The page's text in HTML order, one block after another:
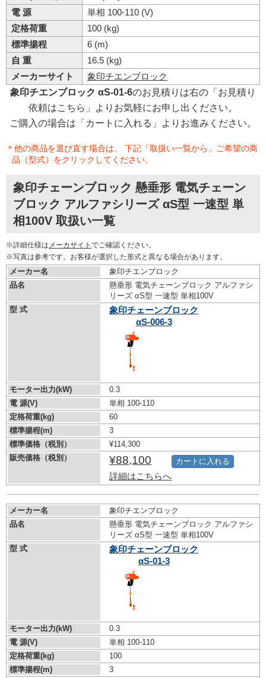
電 源
単相 100-110 (V)
定格荷重
100 (kg)
標準揚程
6 (m)
自 重
16.5 (kg)
メーカーサイト
象印チエンブロック
象印チエンブロック αS-01-6のお見積りは右の「お見積り
依頼はこちら」よりお気軽にお申し出ください。
ご購入の場合は「カートに入れる」よりお進みください。
＊他の商品を選び直す場合は、 下記「取扱い一覧から」ご希望の商
品（型式）をクリックしてください。
象印チェーンブロック 懸垂形 電気チェーン
ブロック アルファシリーズ αS型 一速型 単
相100V 取扱い一覧
※詳細仕様は メーカサイト でご確認ください。
※写真は参考です。お客様が選択した形式と異なる場合があります。
メーカー名
象印チエンブロック
品名
懸垂形 電気チェーンブロック アルファシ
リーズ αS型 一速型 単相100V
型 式
象印チェーンブロック
αS-006-3
モーター出力(kW)
0.3
電 源(V)
単相 100-110
定格荷重(kg)
60
標準揚程(m)
3
標準価格（税別）
¥114,300
販売価格（税別）
¥88,100
詳細はこちらへ
カートに入れる
メーカー名
象印チエンブロック
品名
懸垂形 電気チェーンブロック アルファシ
リーズ αS型 一速型 単相100V
型 式
象印チェーンブロック
αS-01-3
モーター出力(kW)
0.3
電 源(V)
単相 100-110
定格荷重(kg)
100
標準揚程(m)
3